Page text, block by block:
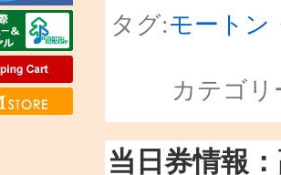
タグ:モートン
カテゴ
当日券情報